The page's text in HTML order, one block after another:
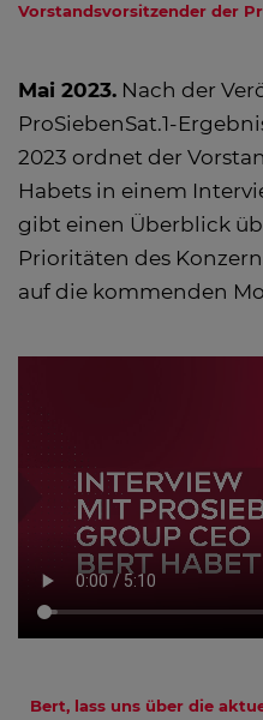
Vorstandsvorsitzender der
Mai 2023. Nach der
ProSiebenSat.1-
2023 ordnet der
Habets in einem
gibt einen Überblick
Prioritäten des
auf die kommenden
Bert, lass uns über die